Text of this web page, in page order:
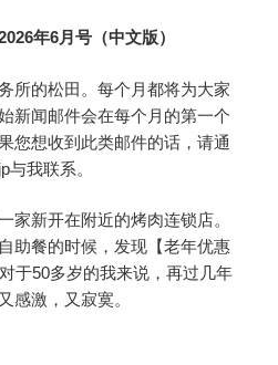
年6月号（中文版）
所的松田。每个月都将为大家
新闻邮件会在每个月的第一个
您想收到此类邮件的话，请通
我联系。
家新开在附近的烤肉连锁店。
助餐的时候，发现【老年优惠
于50多岁的我来说，再过几年
感激，又寂寞。